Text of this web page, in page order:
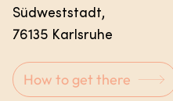
Südweststadt,
76135 Karlsruhe
How to get there